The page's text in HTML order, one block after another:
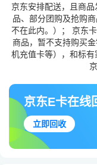
京东安排配送，且商
品、部分团购及抢购
不在此内。）； 京东
商品，暂不支持购买
机充值卡等），和标
京东E卡在线
立即回收